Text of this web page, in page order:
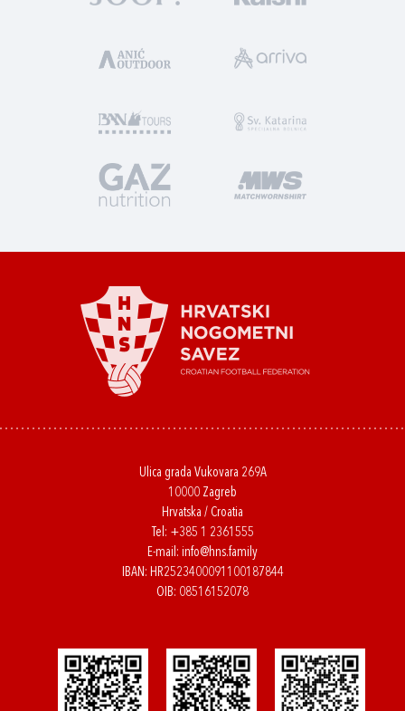
Ulica grada Vukovara 269A
10000 Zagreb
Hrvatska / Croatia
Tel: +385 1 2361555
E-mail: info@hns.family
IBAN: HR2523400091100187844
OIB: 08516152078